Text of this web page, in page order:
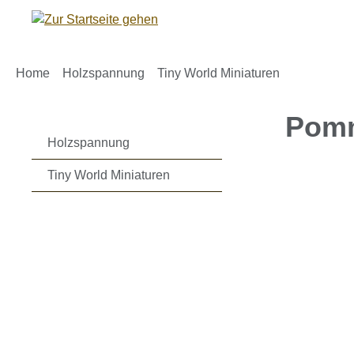
Hauptinhalt springen
Zur Suche springen
Zur Hauptnavigation springen
Home Holzspannung Tiny World Miniaturen
Holzspannung
Tiny World Miniaturen